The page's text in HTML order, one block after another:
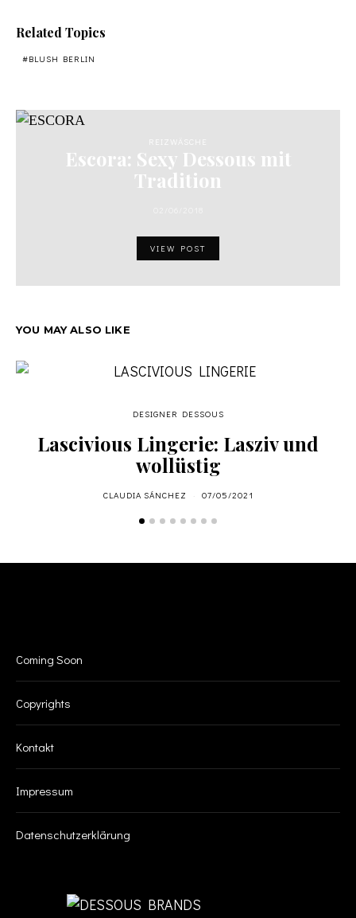
Related Topics
BLUSH BERLIN
REIZWÄSCHE
Escora: Sexy Dessous mit
Tradition
VIEW POST
YOU MAY ALSO LIKE
DESIGNER DESSOUS
Lascivious Lingerie: Lasziv und
wollüstig
CLAUDIA SÁNCHEZ 07/05/2021
Coming Soon
Copyrights
Kontakt
Impressum
Datenschutzerklärung